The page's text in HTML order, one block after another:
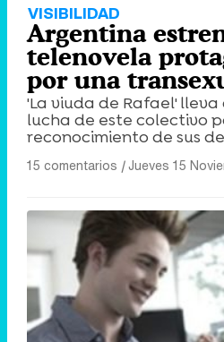
VISIBILIDAD
Argentina
telenovela
por una
'La viuda de Rafael'
lucha de este colectivo
reconocimiento de sus
15 comentarios |Jueves 15